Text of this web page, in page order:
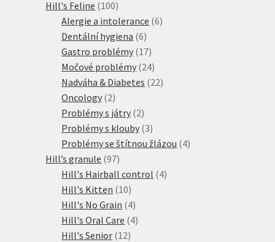
Hill's Feline 100100
produktů
Alergie a intolerance 66
Dentální hygiena 66
produktů
Gastro problémy 1717
produktů
Močové problémy 2424
produktů
Nadváha & Diabetes 2222
Oncology 22
produkty
Problémy s játry 22
produkty
Problémy s klouby 33
produkty
Problémy se štítnou žlázou 44
Hill’s granule 9797
produktů
Hill's Hairball control 44
Hill's Kitten 1010
produktů
Hill's No Grain 44
produkty
Hill's Oral Care 44
Hill's Senior 1212